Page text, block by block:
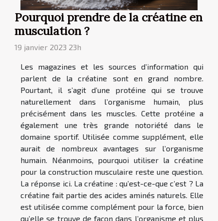
Pourquoi prendre de la créatine en
musculation ?
19 janvier 2023 23h
Les magazines et les sources d’information qui
parlent de la créatine sont en grand nombre.
Pourtant, il s’agit d’une protéine qui se trouve
naturellement dans l’organisme humain, plus
précisément dans les muscles. Cette protéine a
également une très grande notoriété dans le
domaine sportif. Utilisée comme supplément, elle
aurait de nombreux avantages sur l’organisme
humain. Néanmoins, pourquoi utiliser la créatine
pour la construction musculaire reste une question.
La réponse ici. La créatine : qu’est-ce-que c’est ? La
créatine fait partie des acides aminés naturels. Elle
est utilisée comme complément pour la force, bien
qu’elle se trouve de façon dans l’organisme et plus